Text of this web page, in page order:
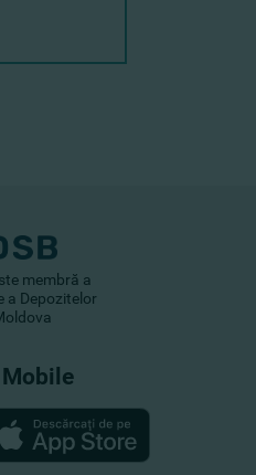
membră a
a Depozitelor